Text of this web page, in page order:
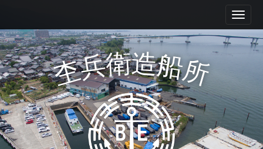
i
n
m
e
n
u
i
p
t
o
c
o
n
t
e
杢兵衛造船所